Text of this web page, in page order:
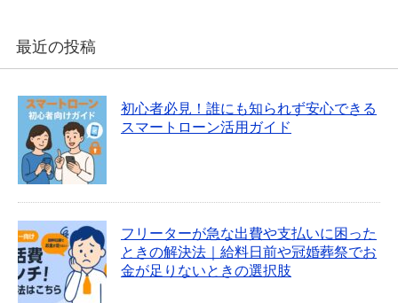
最近の投稿
初心者必見！誰にも知られず安心できる
スマートローン活用ガイド
フリーターが急な出費や支払いに困った
ときの解決法｜給料日前や冠婚葬祭でお
金が足りないときの選択肢